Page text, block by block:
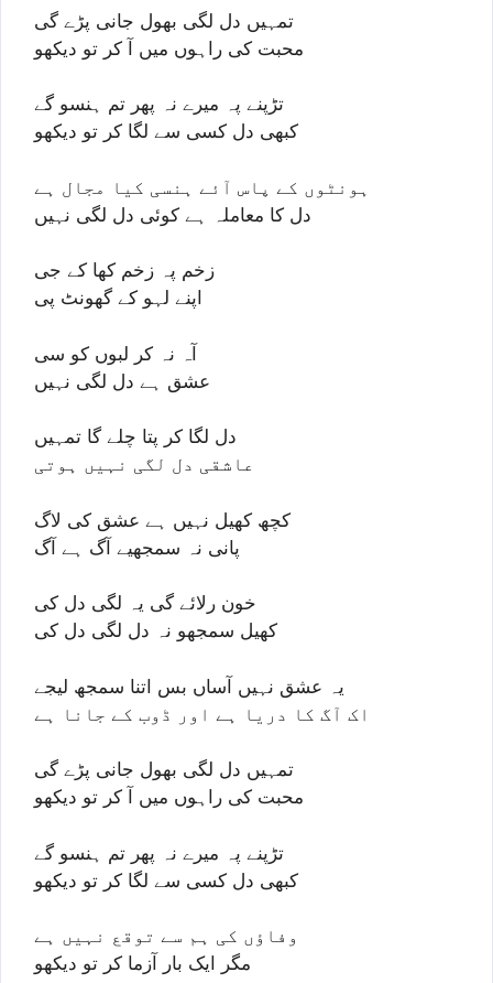
تمہیں دل لگی بھول جانی پڑے گی
محبت کی راہوں میں آ کر تو دیکھو
تڑپنے پہ میرے نہ پھر تم ہنسو گے
کبھی دل کسی سے لگا کر تو دیکھو
ہونٹوں کے پاس آئے ہنسی کیا مجال ہے
دل کا معاملہ ہے کوئی دل لگی نہیں
زخم پہ زخم کھا کے جی
اپنے لہو کے گھونٹ پی
آہ نہ کر لبوں کو سی
عشق ہے دل لگی نہیں
دل لگا کر پتا چلے گا تمہیں
عاشقی دل لگی نہیں ہوتی
کچھ کھیل نہیں ہے عشق کی لاگ
پانی نہ سمجھیے آگ ہے آگ
خون رلائے گی یہ لگی دل کی
کھیل سمجھو نہ دل لگی دل کی
یہ عشق نہیں آساں بس اتنا سمجھ لیجے
اک آگ کا دریا ہے اور ڈوب کے جانا ہے
تمہیں دل لگی بھول جانی پڑے گی
محبت کی راہوں میں آ کر تو دیکھو
تڑپنے پہ میرے نہ پھر تم ہنسو گے
کبھی دل کسی سے لگا کر تو دیکھو
وفاؤں کی ہم سے توقع نہیں ہے
مگر ایک بار آزما کر تو دیکھو